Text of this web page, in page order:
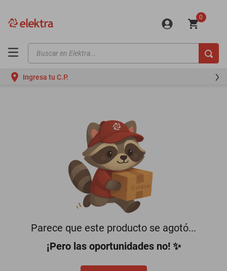
0
Buscar en Elektra...
Ingresa tu C.P.
Parece que este producto se agotó...
¡Pero las oportunidades no! ✨
motos
oppo
motoneta